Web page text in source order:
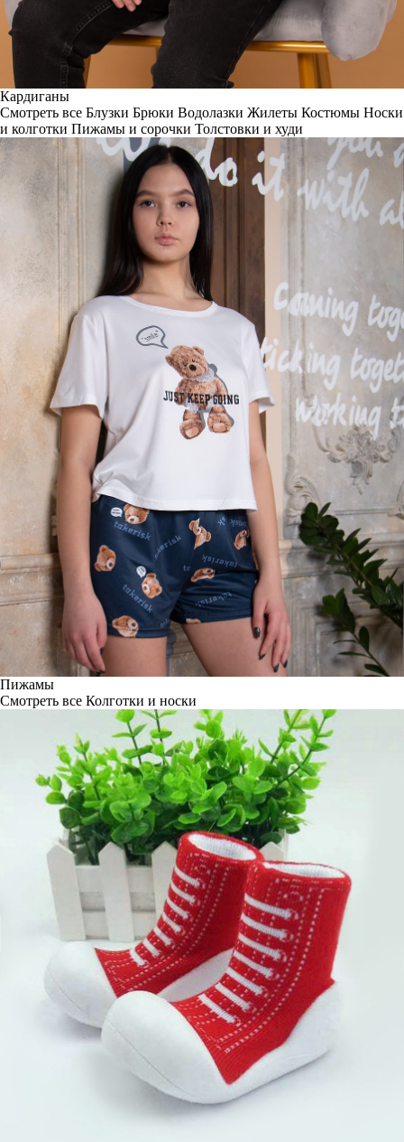
Кардиганы
Смотреть все Блузки Брюки Водолазки Жилеты Костюмы Носки
и колготки Пижамы и сорочки Толстовки и худи
Пижамы
Смотреть все Колготки и носки